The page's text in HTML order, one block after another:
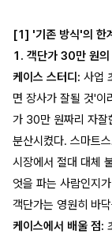
[1] '기존 방식'의 한
1. 객단가 30만 원의
케이스 스터디: 사업
면 장사가 잘될 것'이
가 30만 원짜리 자잘
분산시켰다. 스마트
시장에서 절대 대체
엇을 파는 사람인지
객단가는 영원히 바
케이스에서 배울 점: